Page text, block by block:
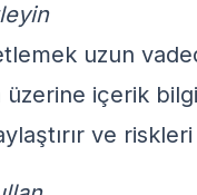
uzun
içerik
ve riskleri